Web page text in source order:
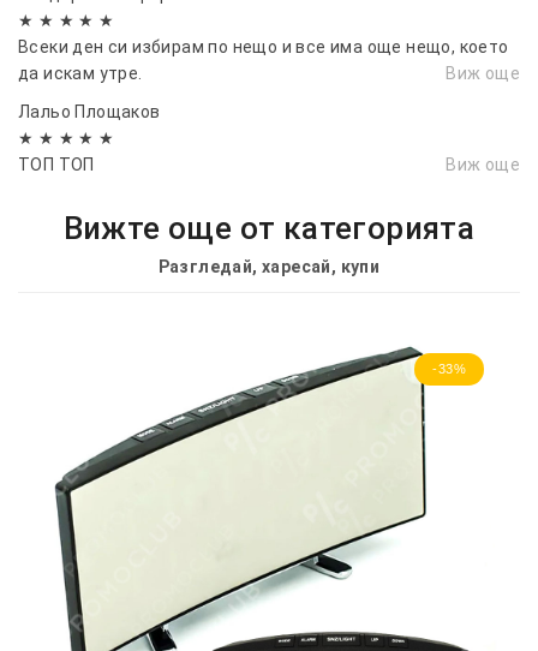
★ ★ ★ ★ ★
Всеки ден си избирам по нещо и все има още нещо, което
да искам утре.
Виж още
Лальо Площаков
★ ★ ★ ★ ★
ТОП ТОП
Виж още
Вижте още от категорията
Разгледай, харесай, купи
-33%